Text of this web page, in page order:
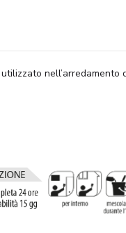
nell’arredamento